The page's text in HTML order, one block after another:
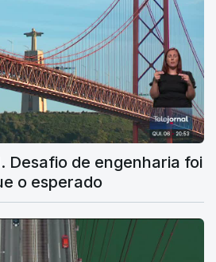
Desafio de engenharia foi
o esperado